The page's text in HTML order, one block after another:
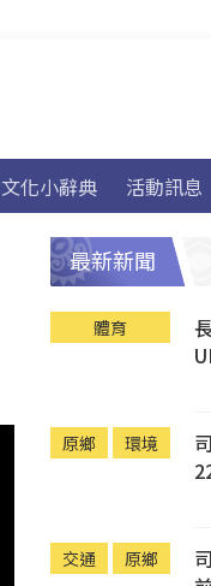
文化小辭典 活動訊息
最新新聞
體育
原鄉 環境
交通 原鄉